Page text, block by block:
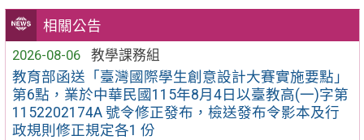
相關公告
2026-08-06
教學課務組
教育部函送「臺灣國際學生創意設計大賽實施要點」
第6點，業於中華民國115年8月4日以臺教高(一)字第
1152202174A 號令修正發布，檢送發布令影本及行
政規則修正規定各1 份